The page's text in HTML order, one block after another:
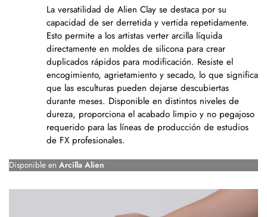
La versatilidad de Alien Clay se destaca por su
capacidad de ser derretida y vertida repetidamente.
Esto permite a los artistas verter arcilla líquida
directamente en moldes de silicona para crear
duplicados rápidos para modificación. Resiste el
encogimiento, agrietamiento y secado, lo que significa
que las esculturas pueden dejarse descubiertas
durante meses. Disponible en distintos niveles de
dureza, proporciona el acabado limpio y no pegajoso
requerido para las líneas de producción de estudios
de FX profesionales.
Disponible en Arcilla Alien